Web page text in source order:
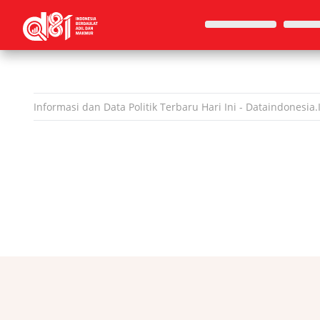
Informasi dan Data Politik Terbaru Hari Ini -